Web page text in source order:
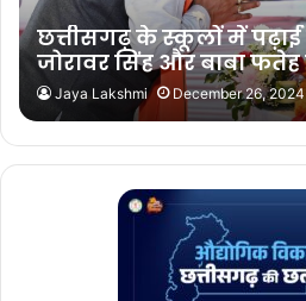
छत्तीसगढ़ के स्कूलों में पढ़ाई
जोरावर सिंह और बाबा फतेह
Jaya Lakshmi December 26, 2024